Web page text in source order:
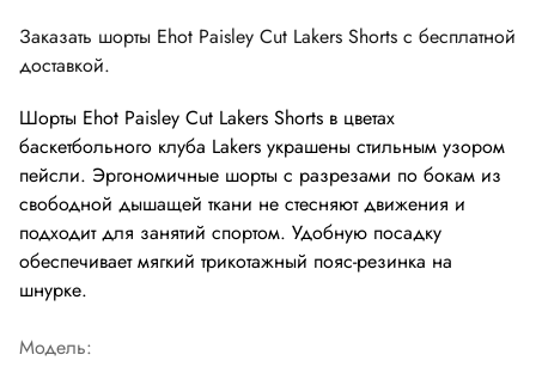
Заказать шорты Ehot Paisley Cut Lakers Shorts с бесплатной
доставкой.
Шорты Ehot Paisley Cut Lakers Shorts в цветах
баскетбольного клуба Lakers украшены стильным узором
пейсли. Эргономичные шорты с разрезами по бокам из
свободной дышащей ткани не стесняют движения и
подходит для занятий спортом. Удобную посадку
обеспечивает мягкий трикотажный пояс-резинка на
шнурке.
Модель: